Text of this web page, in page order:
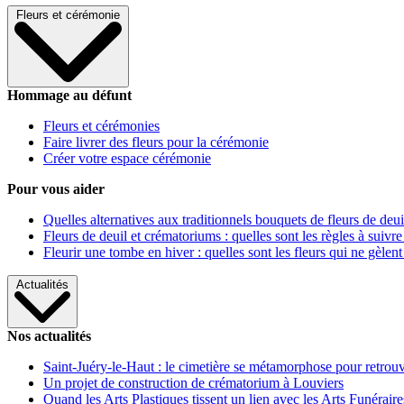
Fleurs et cérémonie
Hommage au défunt
Fleurs et cérémonies
Faire livrer des fleurs pour la cérémonie
Créer votre espace cérémonie
Pour vous aider
Quelles alternatives aux traditionnels bouquets de fleurs de
Fleurs de deuil et crématoriums : quelles sont les règles à
Fleurir une tombe en hiver : quelles sont les fleurs qui ne gèlent
Actualités
Nos actualités
Saint-Juéry-le-Haut : le cimetière se métamorphose pour
Un projet de construction de crématorium à Louviers
Quand les Arts Plastiques tissent un lien avec les Arts